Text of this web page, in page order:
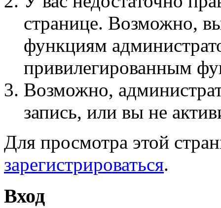
странице. Возможно,
функциям
привилегированным
Возможно,
запись, или вы не
Для просмотра этой
зарегистрироваться.
Вход